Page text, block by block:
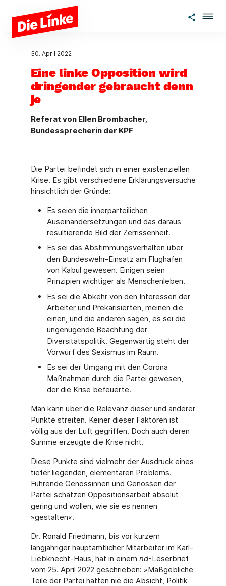
Zum Hauptinhalt springen
30. April 2022
Eine linke Opposition wird
dringender gebraucht denn
je
Referat von Ellen Brombacher,
Bundessprecherin der KPF
Die Partei befindet sich in einer existenziellen
Krise. Es gibt verschiedene Erklärungsversuche
hinsichtlich der Gründe:
Es seien die innerparteilichen
Auseinandersetzungen und das daraus
resultierende Bild der Zerrissenheit.
Es sei das Abstimmungsverhalten über
den Bundeswehr-Einsatz am Flughafen
von Kabul gewesen. Einigen seien
Prinzipien wichtiger als Menschenleben.
Es sei die Abkehr von den Interessen der
Arbeiter und Prekarisierten, meinen die
einen, und die anderen sagen, es sei die
ungenügende Beachtung der
Diversitätspolitik. Gegenwärtig steht der
Vorwurf des Sexismus im Raum.
Es sei der Umgang mit den Corona
Maßnahmen durch die Partei gewesen,
der die Krise befeuerte.
Man kann über die Relevanz dieser und anderer
Punkte streiten. Keiner dieser Faktoren ist
völlig aus der Luft gegriffen. Doch auch deren
Summe erzeugte die Krise nicht.
Diese Punkte sind vielmehr der Ausdruck eines
tiefer liegenden, elementaren Problems.
Führende Genossinnen und Genossen der
Partei schätzen Oppositionsarbeit absolut
gering und wollen, wie sie es nennen
»gestalten«.
Dr. Ronald Friedmann, bis vor kurzem
langjähriger hauptamtlicher Mitarbeiter im Karl-
Liebknecht-Haus, hat in einem nd-Leserbrief
vom 25. April 2022 geschrieben: »Maßgebliche
Teile der Partei hatten nie die Absicht, Politik